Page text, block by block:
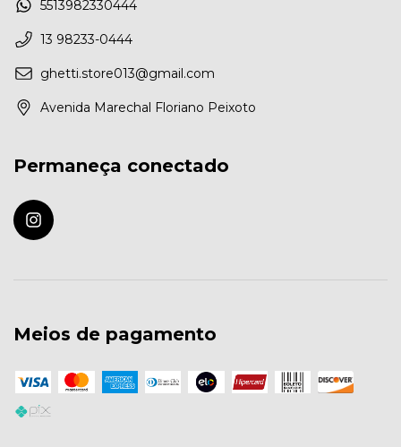
5513982330444
13 98233-0444
ghetti.store013@gmail.com
Avenida Marechal Floriano Peixoto
Permaneça conectado
Meios de pagamento